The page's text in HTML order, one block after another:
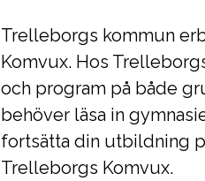
Trelleborgs kommun
Komvux. Hos
och program på både
behöver läsa in
fortsätta din utbildning
Trelleborgs Komvux.